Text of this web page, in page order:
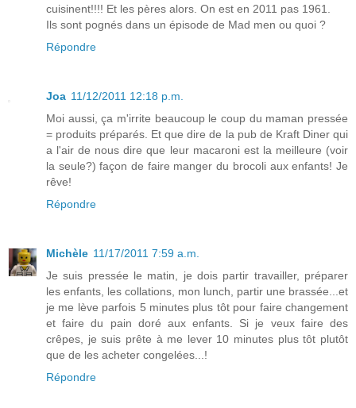
cuisinent!!!! Et les pères alors. On est en 2011 pas 1961.
Ils sont pognés dans un épisode de Mad men ou quoi ?
Répondre
Joa 11/12/2011 12:18 p.m.
Moi aussi, ça m'irrite beaucoup le coup du maman pressée
= produits préparés. Et que dire de la pub de Kraft Diner qui
a l'air de nous dire que leur macaroni est la meilleure (voir
la seule?) façon de faire manger du brocoli aux enfants! Je
rêve!
Répondre
Michèle 11/17/2011 7:59 a.m.
Je suis pressée le matin, je dois partir travailler, préparer
les enfants, les collations, mon lunch, partir une brassée...et
je me lève parfois 5 minutes plus tôt pour faire changement
et faire du pain doré aux enfants. Si je veux faire des
crêpes, je suis prête à me lever 10 minutes plus tôt plutôt
que de les acheter congelées...!
Répondre